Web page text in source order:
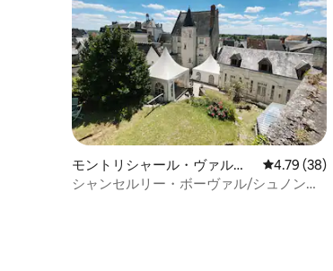
モントリシャール・ヴァル・
ド・シェールのマンション・
レビュー
4.79 (38)
シャンセルリー・ボーヴァル/シュノンソ